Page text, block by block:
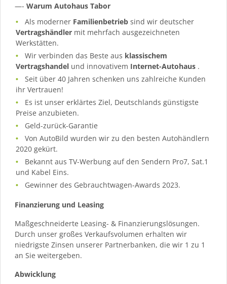
—- Warum Autohaus Tabor
Als moderner Familienbetrieb sind wir deutscher
Vertragshändler mit mehrfach ausgezeichneten
Werkstätten.
Wir verbinden das Beste aus klassischem
Vertragshandel und innovativem Internet-Autohaus .
Seit über 40 Jahren schenken uns zahlreiche Kunden
ihr Vertrauen!
Es ist unser erklärtes Ziel, Deutschlands günstigste
Preise anzubieten.
Geld-zurück-Garantie
Von AutoBild wurden wir zu den besten Autohändlern
2020 gekürt.
Bekannt aus TV-Werbung auf den Sendern Pro7, Sat.1
und Kabel Eins.
Gewinner des Gebrauchtwagen-Awards 2023.
Finanzierung und Leasing
Maßgeschneiderte Leasing- & Finanzierungslösungen.
Durch unser großes Verkaufsvolumen erhalten wir
niedrigste Zinsen unserer Partnerbanken, die wir 1 zu 1
an Sie weitergeben.
Abwicklung